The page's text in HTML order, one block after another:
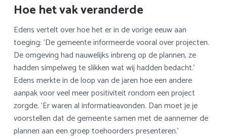
Hoe het vak veranderde
Edens vertelt over hoe het er in de vorige eeuw aan
toeging: ‘De gemeente informeerde vooral over projecten.
De omgeving had nauwelijks inbreng op de plannen, ze
hadden simpelweg te slikken wat wij hadden bedacht.’
Edens merkte in de loop van de jaren hoe een andere
aanpak voor veel meer positiviteit rondom een project
zorgde. ‘Er waren al informatieavonden. Dan moet je je
voorstellen dat de gemeente samen met de aannemer de
plannen aan een groep toehoorders presenteren.’